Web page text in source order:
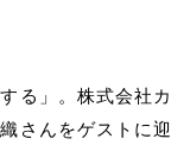
る」。株式会社カ
さんをゲストに迎